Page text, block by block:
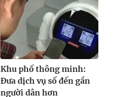
Khu phố thông minh:
Đưa dịch vụ số đến gần
người dân hơn